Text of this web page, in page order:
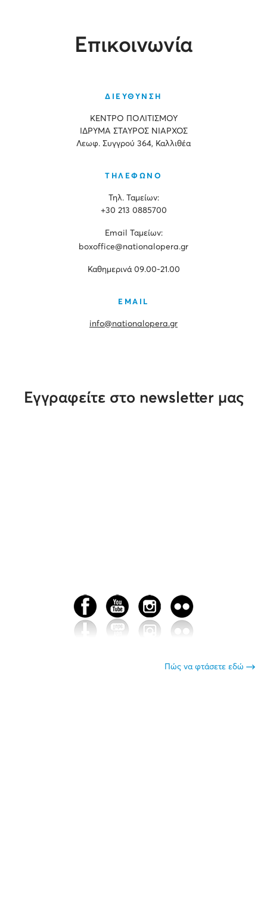
Επικοινωνία
ΔΙΕΥΘΥΝΣΗ
ΚΕΝΤΡΟ ΠΟΛΙΤΙΣΜΟΥ
ΙΔΡΥΜΑ ΣΤΑΥΡΟΣ ΝΙΑΡΧΟΣ
Λεωφ. Συγγρού 364, Καλλιθέα
ΤΗΛΕΦΩΝΟ
Τηλ. Ταμείων:
+30 213 0885700
Εmail Ταμείων:
boxoffice@nationalopera.gr
Καθημερινά 09.00-21.00
EMAIL
info@nationalopera.gr
Εγγραφείτε στο newsletter μας
Πώς να φτάσετε εδώ